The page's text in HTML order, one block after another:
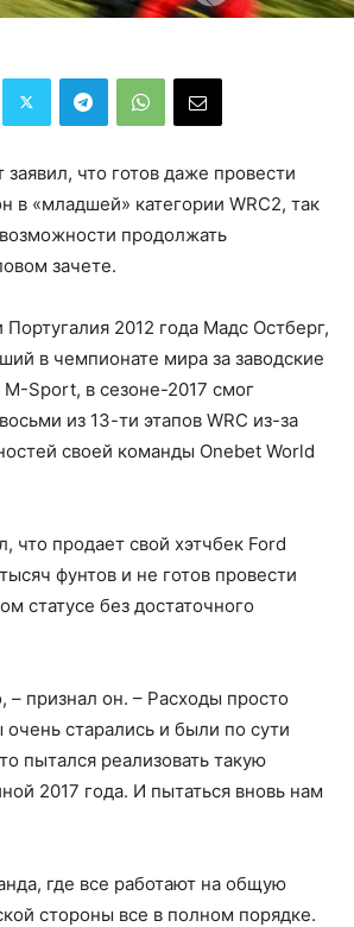
что готов даже провести
в «младшей» категории WRC2, так
продолжать
зачете.
2012 года Мадс Остберг,
в чемпионате мира за заводские
Sport, в сезоне-2017 смог
из 13-ти этапов WRC из-за
своей команды Onebet World
что продает свой хэтчбек Ford
фунтов и не готов провести
статусе без достаточного
признал он. – Расходы просто
старались и были по сути
пытался реализовать такую
2017 года. И пытаться вновь нам
где все работают на общую
стороны все в полном порядке.